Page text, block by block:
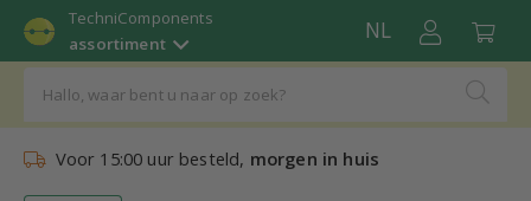
TechniComponents
assortiment
NL
Voor 15:00 uur besteld, morgen in huis